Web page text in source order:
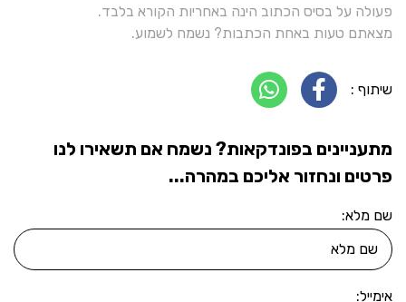
פעולה על בסיס הכתוב הינה באחריות הקורא בלבד.
מצאתם טעות באחת הכתבות? נשמח לשמוע.
שיתוף :
מתעניינים בפונדקאות? נשמח אם תשאירו לנו
פרטים ונחזור אליכם במהרה...
שם מלא:
אימייל: